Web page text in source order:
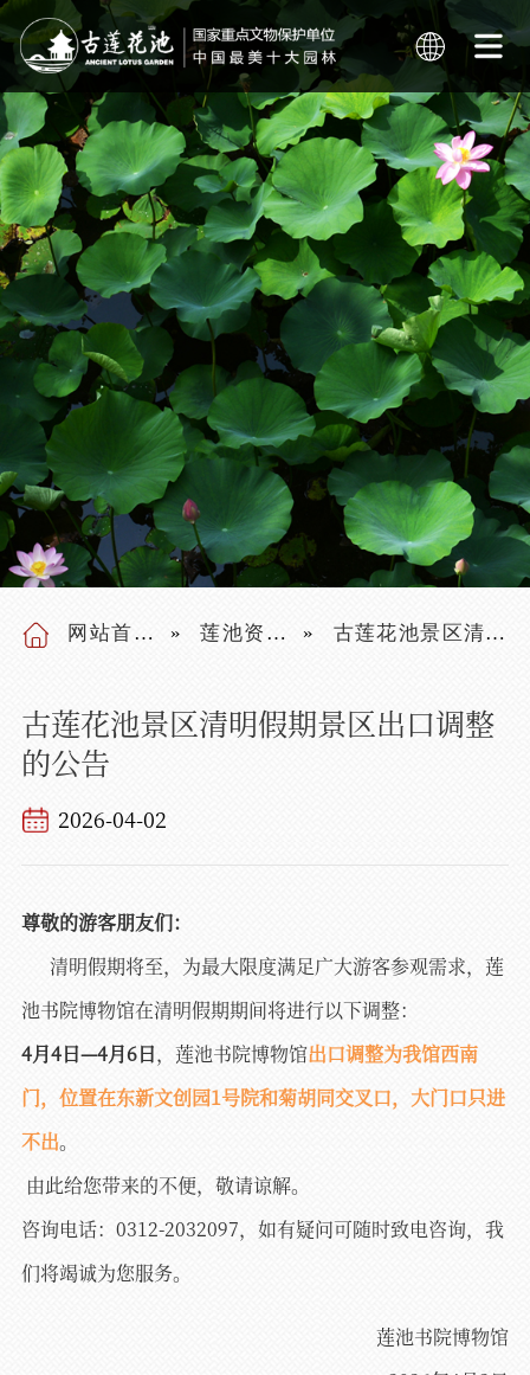
网站首页 莲池资讯 古莲花池景区清明假期景区出口调整的公告
古莲花池景区清明假期景区出口调整
的公告
2026-04-02
尊敬的游客朋友们：
清明假期将至，为最大限度满足广大游客参观需求，莲
池书院博物馆在清明假期期间将进行以下调整：
4月4日—4月6日，莲池书院博物馆出口调整为我馆西南
门，位置在东新文创园1号院和菊胡同交叉口，大门口只进
不出。
由此给您带来的不便，敬请谅解。
咨询电话：0312-2032097，如有疑问可随时致电咨询，我
们将竭诚为您服务。
莲池书院博物馆